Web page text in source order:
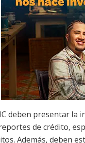
deben presentar
de crédito,
Además, deben